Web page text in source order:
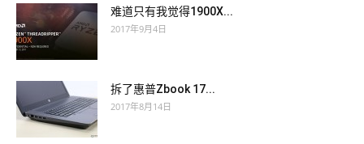
难道只有我觉得1900X...
2017年9月4日
拆了惠普Zbook 17...
2017年8月14日